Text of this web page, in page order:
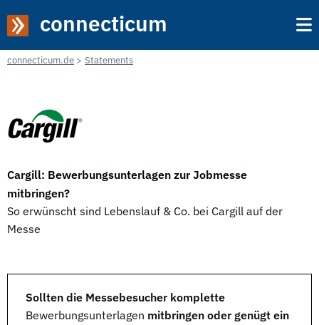
connecticum
connecticum.de Statements
Cargill: Bewerbungsunterlagen zur Jobmesse
mitbringen?
So erwünscht sind Lebenslauf & Co. bei Cargill auf der
Messe
Sollten die Messebesucher komplette
Bewerbungsunterlagen mitbringen oder genügt ein